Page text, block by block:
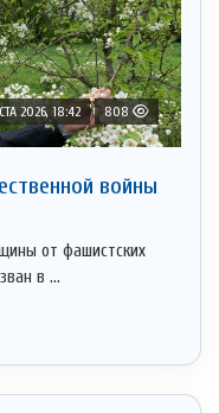
2026, 18:42 808
войны
от фашистских
в ...